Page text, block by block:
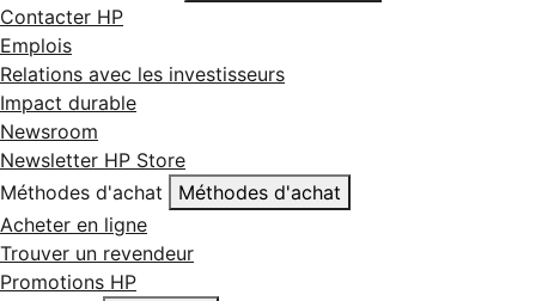
Contacter HP
Emplois
Relations avec les investisseurs
Impact durable
Newsroom
Newsletter HP Store
Méthodes d'achat
Méthodes d'achat
Acheter en ligne
Trouver un revendeur
Promotions HP